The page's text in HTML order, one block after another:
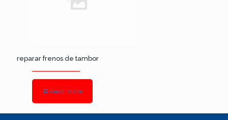
reparar frenos de tambor
Read more